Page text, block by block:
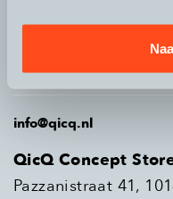
Productgroepen
Populaire modellen
info@qicq.nl
QicQ Concept
Pazzanistraat 41,